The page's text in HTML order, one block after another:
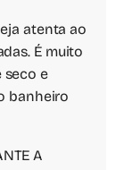
atenta ao
É muito
seco e
banheiro
A